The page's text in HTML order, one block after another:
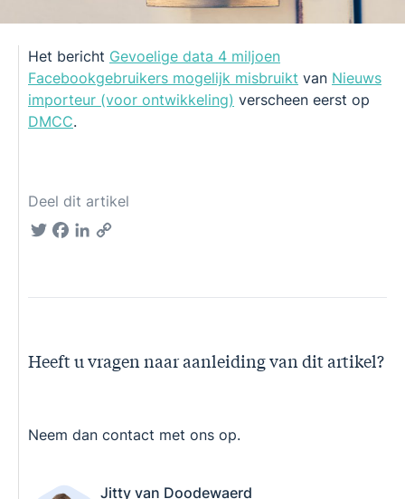
Het bericht Gevoelige data 4 miljoen
Facebookgebruikers mogelijk misbruikt van Nieuws
importeur (voor ontwikkeling) verscheen eerst op
DMCC.
Deel dit artikel
TwitterFacebook
LinkedIn
Heeft u vragen naar aanleiding van dit artikel?
Neem dan contact met ons op.
Jitty van Doodewaerd